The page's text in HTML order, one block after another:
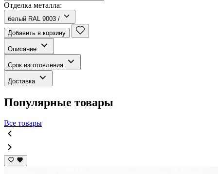
Отделка металла:
белый RAL 9003 /
Добавить в корзину
Описание
Срок изготовления
Доставка
Популярные товары
Все товары